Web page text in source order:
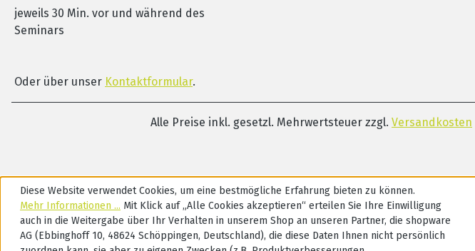
jeweils 30 Min. vor und während des
Seminars
Oder über unser Kontaktformular.
Alle Preise inkl. gesetzl. Mehrwertsteuer zzgl. Versandkosten
Diese Website verwendet Cookies, um eine bestmögliche Erfahrung bieten zu können.
Mehr Informationen ... Mit Klick auf „Alle Cookies akzeptieren“ erteilen Sie Ihre Einwilligung
auch in die Weitergabe über Ihr Verhalten in unserem Shop an unseren Partner, die shopware
AG (Ebbinghoff 10, 48624 Schöppingen, Deutschland), die diese Daten Ihnen nicht persönlich